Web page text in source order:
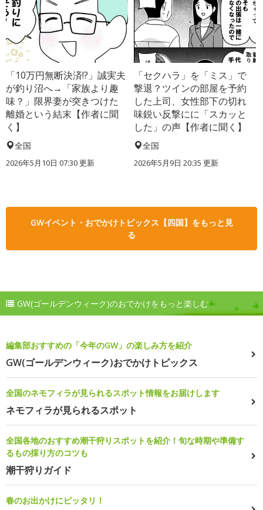
「10万円無断決済!?」誠実夫
が釣り沼へ→「家族より趣
味？」限界妻が突きつけた
離婚という結末【作者に聞
く】
全国
2026年5月10日 07:30 更新
「セクハラ」を「ミス」で
撃退？ツインの部屋を予約
した上司、女性部下の切れ
味鋭い反撃にに「スカッと
した」の声【作者に聞く】
全国
2026年5月9日 20:35 更新
GWイベント・おでかけトピックス【四国】をもっと見
る
GW(ゴールデンウィーク)のおでかけをもっと楽しむ
編集部おすすめの「今年のGW」の楽しみ方を紹介
GW(ゴールデンウィーク)おでかけトピックス
全国のネモフィラが見られるスポット情報をお届けします
ネモフィラが見られるスポット
全国各地のおすすめ潮干狩りスポットを紹介！旬な時期や準備す
るもの採り方のコツも
潮干狩りガイド
春のお出かけにピッタリ！